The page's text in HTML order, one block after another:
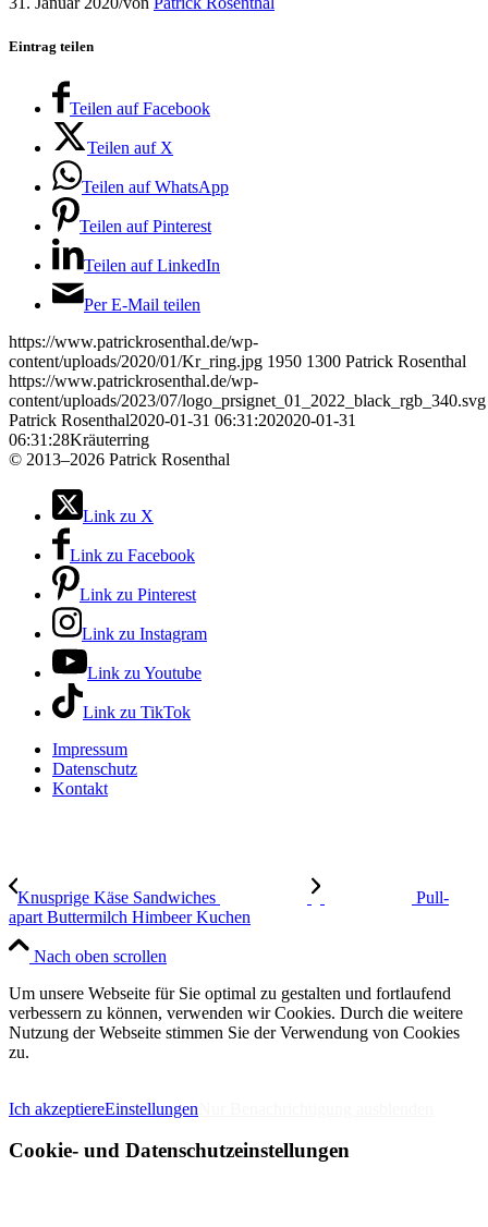
Eintrag teilen
Teilen auf Facebook
Teilen auf X
Teilen auf WhatsApp
Teilen auf Pinterest
Teilen auf LinkedIn
Per E-Mail teilen
https://www.patrickrosenthal.de/wp-
content/uploads/2020/01/Kr_ring.jpg 1950 1300 Patrick Rosenthal
https://www.patrickrosenthal.de/wp-
content/uploads/2023/07/logo_prsignet_01_2022_black_rgb_340.svg
Patrick Rosenthal2020-01-31 06:31:202020-01-31
06:31:28Kräuterring
© 2013–2026 Patrick Rosenthal
Link zu X
Link zu Facebook
Link zu Pinterest
Link zu Instagram
Link zu Youtube
Link zu TikTok
Impressum
Datenschutz
Kontakt
Knusprige Käse Sandwiches
Pull-
apart Buttermilch Himbeer Kuchen
Nach oben scrollen
Um unsere Webseite für Sie optimal zu gestalten und fortlaufend
verbessern zu können, verwenden wir Cookies. Durch die weitere
Nutzung der Webseite stimmen Sie der Verwendung von Cookies
zu.
Ich akzeptiereEinstellungen
Cookie- und Datenschutzeinstellungen